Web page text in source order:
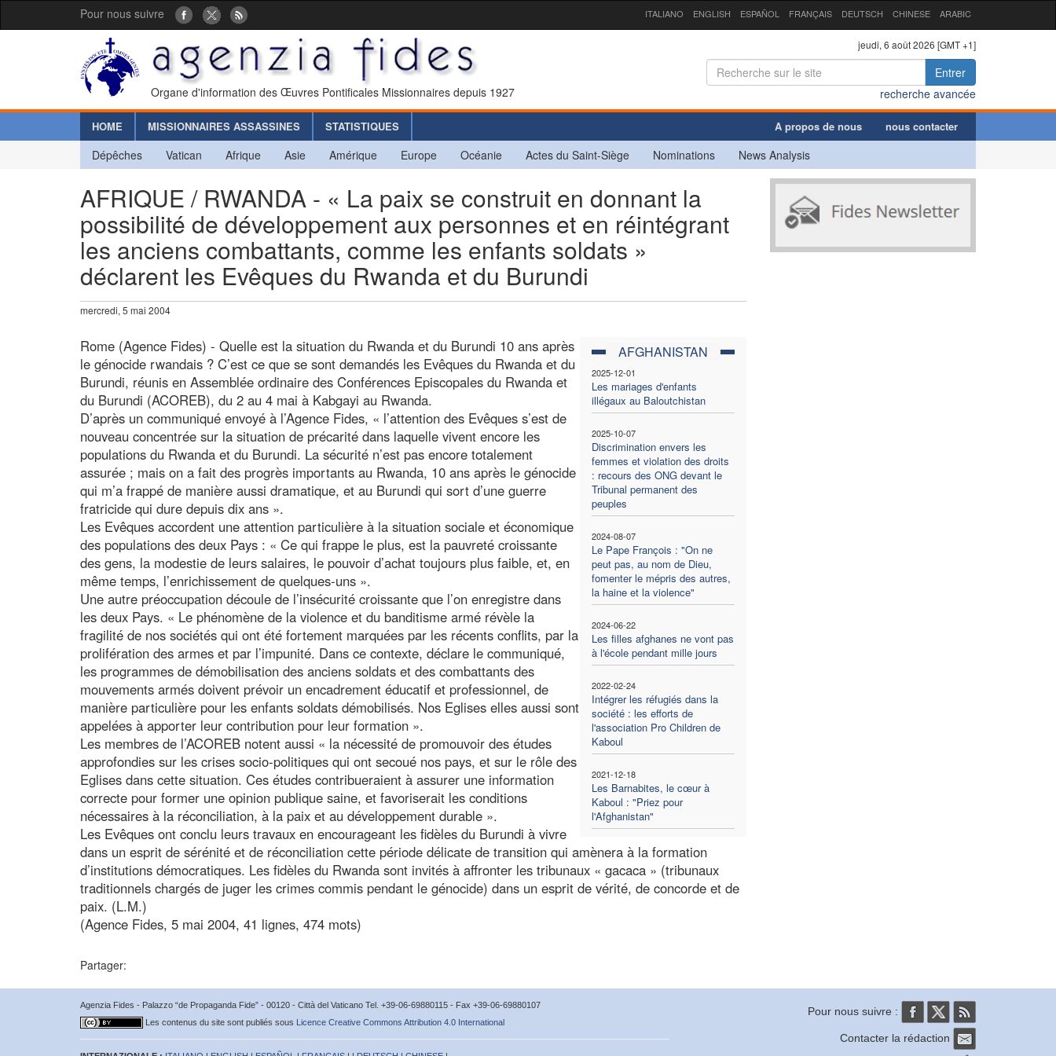
Pour nous suivre ITALIANO ENGLISH ESPAÑOL FRANÇAIS DEUTSCH CHINESE ARABIC
Organe d'information des Œuvres Pontificales Missionnaires depuis 1927
jeudi, 6 août 2026 [GMT +1]
Entrer
recherche avancée
HOME MISSIONNAIRES ASSASSINES STATISTIQUES A propos de nous nous contacter
Dépêches Vatican Afrique Asie Amérique Europe Océanie Actes du Saint-Siège Nominations News Analysis
AFRIQUE / RWANDA - « La paix se construit en donnant la
possibilité de développement aux personnes et en réintégrant
les anciens combattants, comme les enfants soldats »
déclarent les Evêques du Rwanda et du Burundi
mercredi, 5 mai 2004
AFGHANISTAN
2025-12-01
Les mariages d'enfants
illégaux au Baloutchistan
2025-10-07
Discrimination envers les
femmes et violation des droits
: recours des ONG devant le
Tribunal permanent des
peuples
2024-08-07
Le Pape François : "On ne
peut pas, au nom de Dieu,
fomenter le mépris des autres,
la haine et la violence"
2024-06-22
Les filles afghanes ne vont pas
à l'école pendant mille jours
2022-02-24
Intégrer les réfugiés dans la
société : les efforts de
l'association Pro Children de
Kaboul
2021-12-18
Les Barnabites, le cœur à
Kaboul : "Priez pour
l'Afghanistan"
Rome (Agence Fides) - Quelle est la situation du Rwanda et du Burundi 10 ans après
le génocide rwandais ? C’est ce que se sont demandés les Evêques du Rwanda et du
Burundi, réunis en Assemblée ordinaire des Conférences Episcopales du Rwanda et
du Burundi (ACOREB), du 2 au 4 mai à Kabgayi au Rwanda.
D’après un communiqué envoyé à l’Agence Fides, « l’attention des Evêques s’est de
nouveau concentrée sur la situation de précarité dans laquelle vivent encore les
populations du Rwanda et du Burundi. La sécurité n’est pas encore totalement
assurée ; mais on a fait des progrès importants au Rwanda, 10 ans après le génocide
qui m’a frappé de manière aussi dramatique, et au Burundi qui sort d’une guerre
fratricide qui dure depuis dix ans ».
Les Evêques accordent une attention particulière à la situation sociale et économique
des populations des deux Pays : « Ce qui frappe le plus, est la pauvreté croissante
des gens, la modestie de leurs salaires, le pouvoir d’achat toujours plus faible, et, en
même temps, l’enrichissement de quelques-uns ».
Une autre préoccupation découle de l’insécurité croissante que l’on enregistre dans
les deux Pays. « Le phénomène de la violence et du banditisme armé révèle la
fragilité de nos sociétés qui ont été fortement marquées par les récents conflits, par la
prolifération des armes et par l’impunité. Dans ce contexte, déclare le communiqué,
les programmes de démobilisation des anciens soldats et des combattants des
mouvements armés doivent prévoir un encadrement éducatif et professionnel, de
manière particulière pour les enfants soldats démobilisés. Nos Eglises elles aussi sont
appelées à apporter leur contribution pour leur formation ».
Les membres de l’ACOREB notent aussi « la nécessité de promouvoir des études
approfondies sur les crises socio-politiques qui ont secoué nos pays, et sur le rôle des
Eglises dans cette situation. Ces études contribueraient à assurer une information
correcte pour former une opinion publique saine, et favoriserait les conditions
nécessaires à la réconciliation, à la paix et au développement durable ».
Les Evêques ont conclu leurs travaux en encourageant les fidèles du Burundi à vivre
dans un esprit de sérénité et de réconciliation cette période délicate de transition qui amènera à la formation
d’institutions démocratiques. Les fidèles du Rwanda sont invités à affronter les tribunaux « gacaca » (tribunaux
traditionnels chargés de juger les crimes commis pendant le génocide) dans un esprit de vérité, de concorde et de
paix. (L.M.)
(Agence Fides, 5 mai 2004, 41 lignes, 474 mots)
Partager:
Agenzia Fides - Palazzo “de Propaganda Fide” - 00120 - Città del Vaticano Tel. +39-06-69880115 - Fax +39-06-69880107
Les contenus du site sont publiés sous Licence Creative Commons Attribution 4.0 International
Pour nous suivre :
Contacter la rédaction